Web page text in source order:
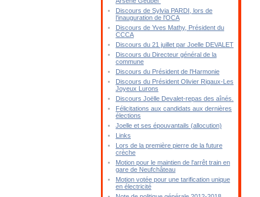
Discours de Sylvia PARDI, lors de
l'inauguration de l'OCA
Discours de Yves Mathy, Président du
CCCA
Discours du 21 juillet par Joelle DEVALET
Discours du Directeur général de la
commune
Discours du Président de l'Harmonie
Discours du Président Olivier Rigaux-Les
Joyeux Lurons
Discours Joëlle Devalet-repas des aînés.
Félicitations aux candidats aux dernières
élections
Joelle et ses épouvantails (allocution)
Links
Lors de la première pierre de la future
crèche
Motion pour le maintien de l'arrêt train en
gare de Neufchâteau
Motion votée pour une tarification unique
en électricité